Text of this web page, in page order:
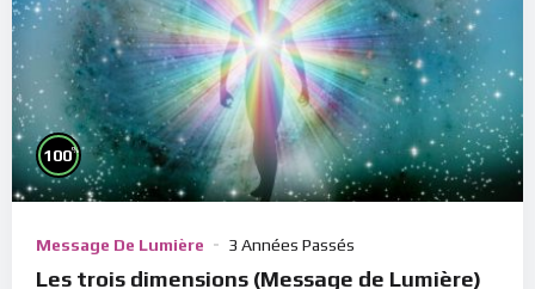
100%
Message De Lumière 3 Années Passés
Les trois dimensions (Message de Lumière)